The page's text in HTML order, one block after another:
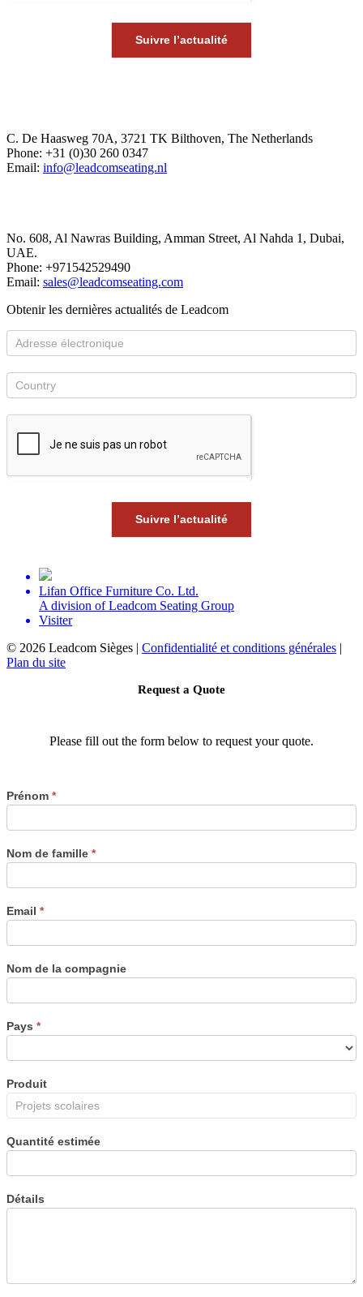
Suivre l’actualité
C. De Haasweg 70A, 3721 TK Bilthoven, The Netherlands
Phone: +31 (0)30 260 0347
Email: info@leadcomseating.nl
No. 608, Al Nawras Building, Amman Street, Al Nahda 1, Dubai,
UAE.
Phone: +971542529490
Email: sales@leadcomseating.com
Obtenir les dernières actualités de Leadcom
Suivre l’actualité
Lifan Office Furniture Co. Ltd.
A division of Leadcom Seating Group
Visiter
© 2026 Leadcom Sièges | Confidentialité et conditions générales |
Plan du site
Request a Quote
Please fill out the form below to request your quote.
Prénom *
Nom de famille *
Email *
Nom de la compagnie
Pays *
Produit
Quantité estimée
Détails